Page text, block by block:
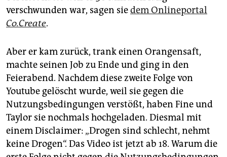
verschwunden war, sagen siedem Onlineportal
Co.Create.
Aber er kam zurück, trank einen Orangensaft,
machte seinen Job zu Ende und ging in den
Feierabend. Nachdem diese zweite Folge von
Youtube gelöscht wurde, weil sie gegen die
Nutzungsbedingungen verstößt, haben Fine und
Taylor sie nochmals hochgeladen. Diesmal mit
einem Disclaimer: „Drogen sind schlecht, nehmt
keine Drogen“. Das Video ist jetzt ab 18. Warum die